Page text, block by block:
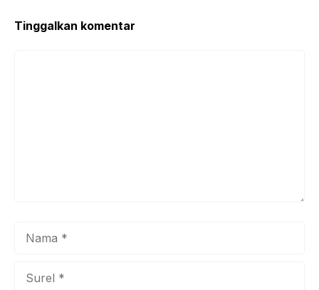
Tinggalkan komentar